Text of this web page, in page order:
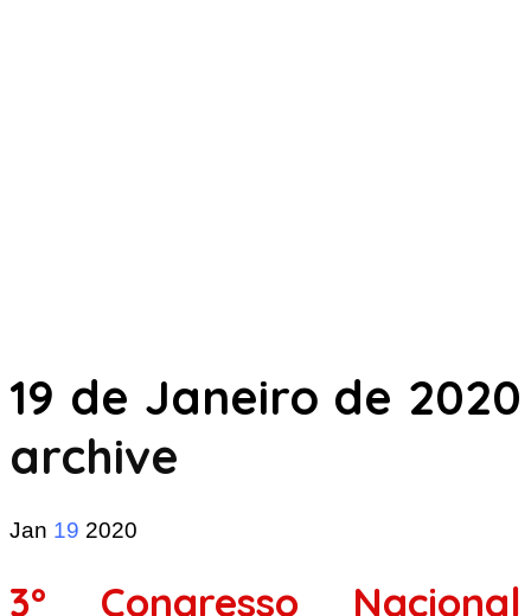
19 de Janeiro de 2020
archive
Jan 19 2020
3º Congresso Nacional